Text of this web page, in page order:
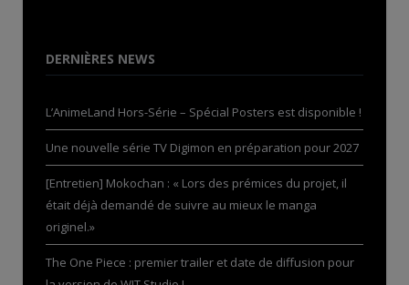
DERNIÈRES NEWS
L’AnimeLand Hors-Série – Spécial Posters est disponible !
Une nouvelle série TV Digimon en préparation pour 2027
[Entretien] Mokochan : « Lors des prémices du projet, il
était déjà demandé de suivre au mieux le manga
originel.»
The One Piece : premier trailer et date de diffusion pour